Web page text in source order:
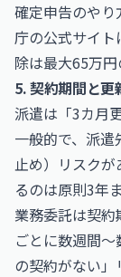
確定申告のやり
庁の公式サイ
除は最大65万円
5. 契約期間と更
派遣は「3カ月
一般的で、派
止め）リスクが
るのは原則3年
業務委託は契
ごとに数週間
の契約がない